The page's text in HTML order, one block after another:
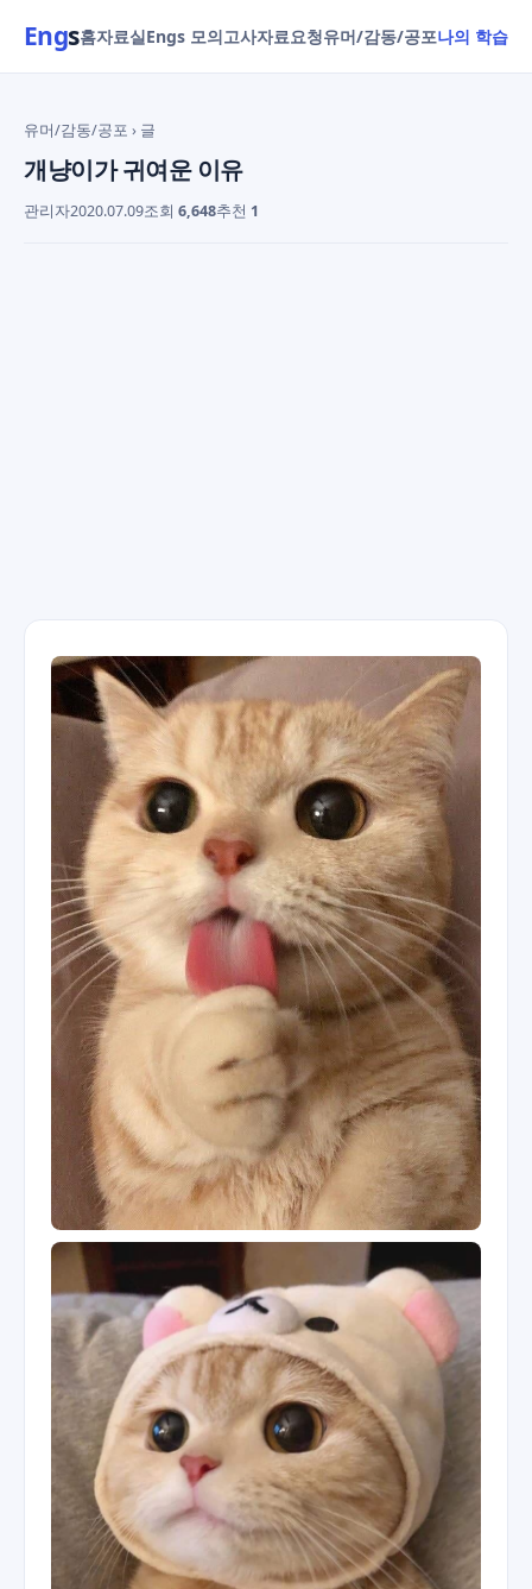
Engs홈자료실Engs 모의고사자료요청유머/감동/공포나의 학습
유머/감동/공포 › 글
개냥이가 귀여운 이유
관리자2020.07.09조회 6,648추천 1